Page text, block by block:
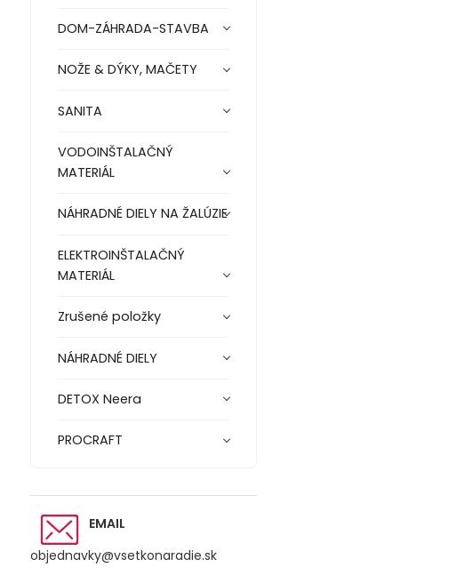
DOM-ZÁHRADA-STAVBA
NOŽE & DÝKY, MAČETY
SANITA
VODOINŠTALAČNÝ
MATERIÁL
NÁHRADNÉ DIELY NA ŽALÚZIE
ELEKTROINŠTALAČNÝ
MATERIÁL
Zrušené položky
NÁHRADNÉ DIELY
DETOX Neera
PROCRAFT
EMAIL
objednavky@vsetkonaradie.sk